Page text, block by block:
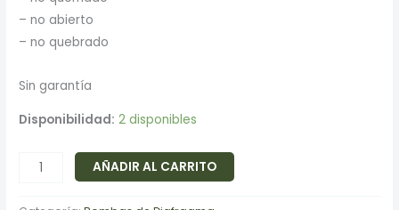
– no abierto
– no quebrado
Sin garantía
Disponibilidad: 2 disponibles
AÑADIR AL CARRITO